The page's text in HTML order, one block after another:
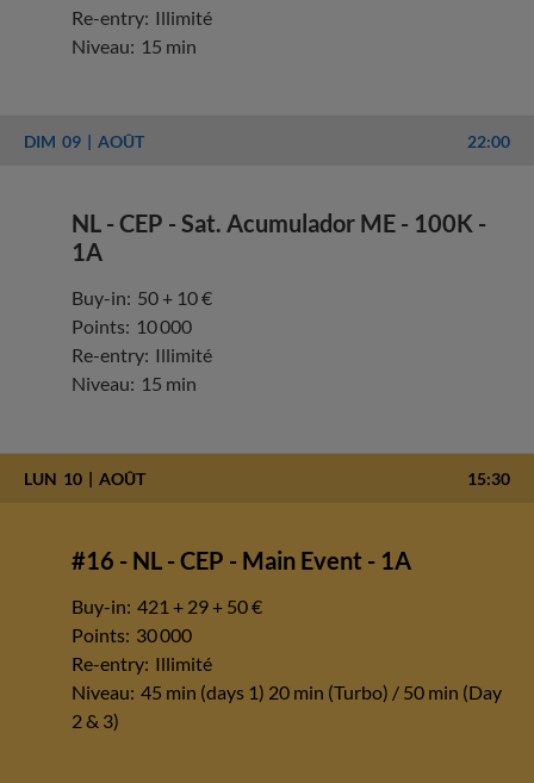
Re-entry: Illimité
Niveau: 15 min
DIM 09 AOÛT 22:00
NL - CEP - Sat. Acumulador ME - 100K -
1A
Buy-in: 50 + 10 €
Points: 10 000
Re-entry: Illimité
Niveau: 15 min
LUN 10 AOÛT 15:30
#16 - NL - CEP - Main Event - 1A
Buy-in: 421 + 29 + 50 €
Points: 30 000
Re-entry: Illimité
Niveau: 45 min (days 1) 20 min (Turbo) / 50 min (Day
2 & 3)